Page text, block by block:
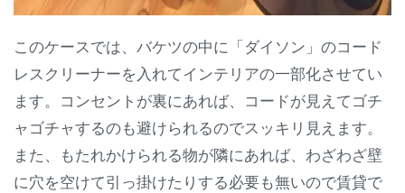
このケースでは、バケツの中に「ダイソン」のコード
レスクリーナーを入れてインテリアの一部化させてい
ます。コンセントが裏にあれば、コードが見えてゴチ
ャゴチャするのも避けられるのでスッキリ見えます。
また、もたれかけられる物が隣にあれば、わざわざ壁
に穴を空けて引っ掛けたりする必要も無いので賃貸で